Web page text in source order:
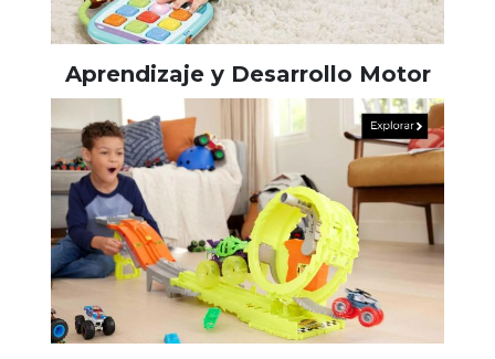
Aprendizaje y Desarrollo Motor